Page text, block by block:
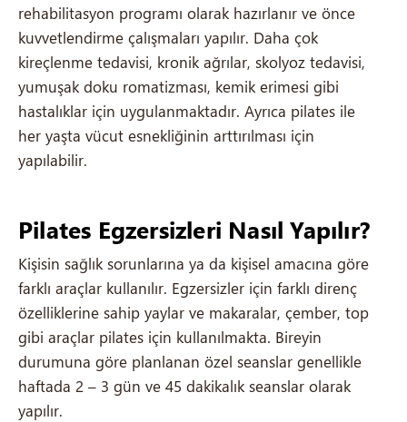
rehabilitasyon programı olarak hazırlanır ve önce
kuvvetlendirme çalışmaları yapılır. Daha çok
kireçlenme tedavisi, kronik ağrılar, skolyoz tedavisi,
yumuşak doku romatizması, kemik erimesi gibi
hastalıklar için uygulanmaktadır. Ayrıca pilates ile
her yaşta vücut esnekliğinin arttırılması için
yapılabilir.
Pilates Egzersizleri Nasıl Yapılır?
Kişisin sağlık sorunlarına ya da kişisel amacına göre
farklı araçlar kullanılır. Egzersizler için farklı direnç
özelliklerine sahip yaylar ve makaralar, çember, top
gibi araçlar pilates için kullanılmakta. Bireyin
durumuna göre planlanan özel seanslar genellikle
haftada 2 – 3 gün ve 45 dakikalık seanslar olarak
yapılır.